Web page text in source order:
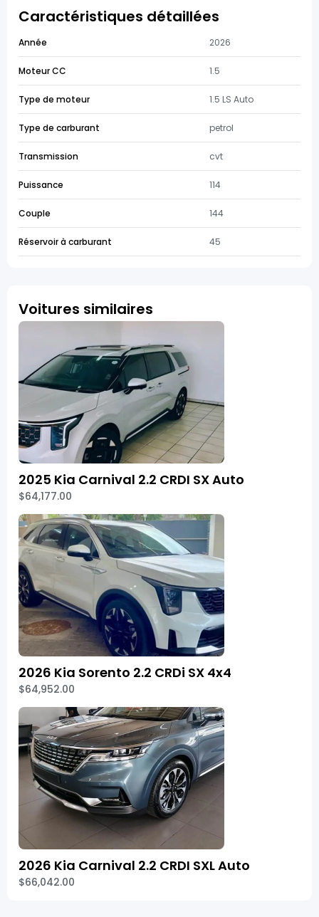
Caractéristiques détaillées
Année 2026
Moteur CC 1.5
Type de moteur 1.5 LS Auto
Type de carburant petrol
Transmission cvt
Puissance 114
Couple 144
Réservoir à carburant 45
Voitures similaires
2025 Kia Carnival 2.2 CRDI SX Auto
$64,177.00
2026 Kia Sorento 2.2 CRDi SX 4x4
$64,952.00
2026 Kia Carnival 2.2 CRDI SXL Auto
$66,042.00